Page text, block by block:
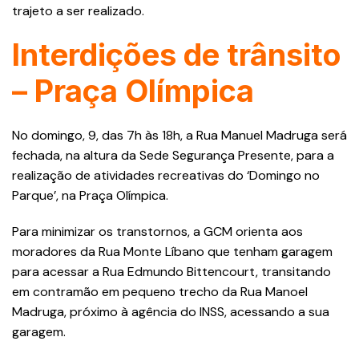
trajeto a ser realizado.
Interdições de trânsito
– Praça Olímpica
No domingo, 9, das 7h às 18h, a Rua Manuel Madruga será
fechada, na altura da Sede Segurança Presente, para a
realização de atividades recreativas do ‘Domingo no
Parque’, na Praça Olímpica.
Para minimizar os transtornos, a GCM orienta aos
moradores da Rua Monte Líbano que tenham garagem
para acessar a Rua Edmundo Bittencourt, transitando
em contramão em pequeno trecho da Rua Manoel
Madruga, próximo à agência do INSS, acessando a sua
garagem.